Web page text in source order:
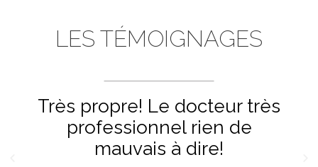
LES TÉMOIGNAGES
Très propre! Le docteur très
professionnel rien de
mauvais à dire!